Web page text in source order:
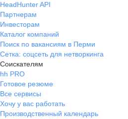
HeadHunter API
Партнерам
Инвесторам
Каталог компаний
Поиск по вакансиям в Перми
Сетка: соцсеть для нетворкинга
Соискателям
hh PRO
Готовое резюме
Все сервисы
Хочу у вас работать
Производственный календарь